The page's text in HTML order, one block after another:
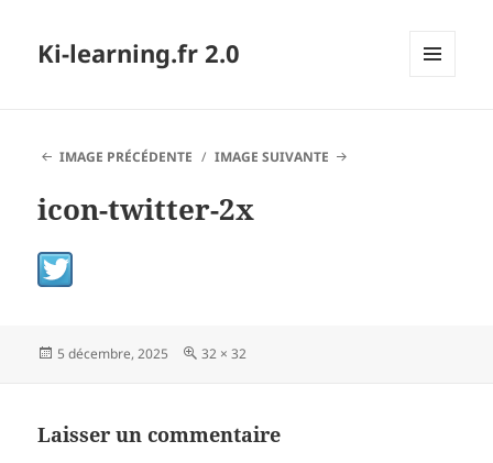
Ki-learning.fr 2.0
IMAGE PRÉCÉDENTE
IMAGE SUIVANTE
icon-twitter-2x
Publié
5 décembre, 2025
Taille
32 × 32
Laisser un commentaire